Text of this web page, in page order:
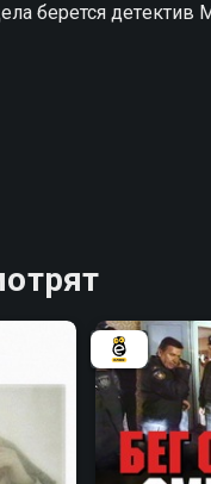
берется детектив
посвящает себя
решает, что
которому повезло
считает, что
манька.Она
по той же схеме, к
однако ее
и мешает ей
душевное
убийцу?